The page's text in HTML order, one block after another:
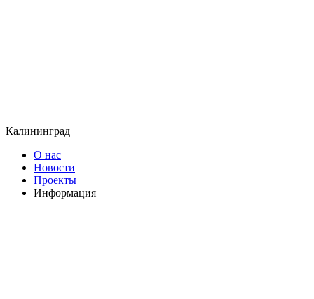
Калининград
О нас
Новости
Проекты
Информация